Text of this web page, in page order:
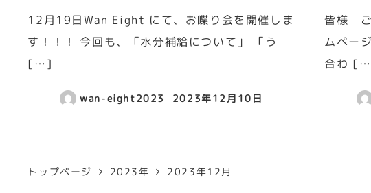
12月19日Wan Eight にて、お喋り会を開催しま
す！！！ 今回も、「水分補給について」 「う
[…]
wan-eight2023 2023年12月10日
皆様 ご
ムペー
合わ
トップページ 2023年 2023年12月